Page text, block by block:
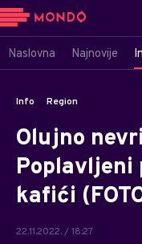
Naslovna Najnovije
Info Region
Olujno
Poplavljeni
kafići
22.11.2022. / 18:27